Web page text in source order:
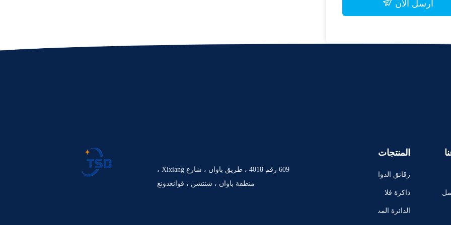
أرسل الآن
609 رقم 4018 ، طريق باوان ، شارع Xixiang ،
منطقة باوان ، شنتشن ، قوانغدونغ
المنتجات
رقائق الدوا
ئر المتكام
ذاكرة فلا
ش IC رقاق
الدائرة المت